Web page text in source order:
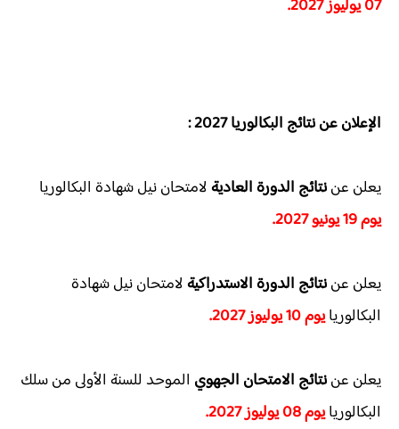
07 يوليوز 2027.
الإعلان عننتائج البكالوريا 2027 :
يعلن عننتائج الدورة العاديةلامتحان نيل شهادة البكالوريا
يوم 19 يونيو 2027.​
يعلن عننتائج الدورة الاستدراكيةلامتحان نيل شهادة
البكالوريايوم 10 يوليوز 2027.​
يعلن عننتائج الامتحان الجهوي الموحد للسنة الأولى من سلك
البكالوريايوم 08 يوليوز 2027.​